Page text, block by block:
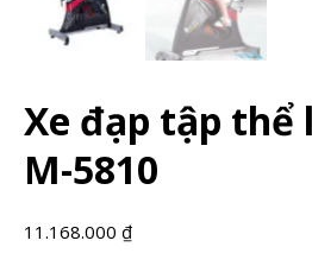
Xe đạp tập thể
M-5810
11.168.000 ₫